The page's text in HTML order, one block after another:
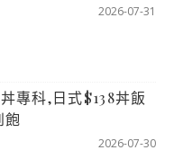
2026-07-31
專科,日式$138丼飯
飽
2026-07-30